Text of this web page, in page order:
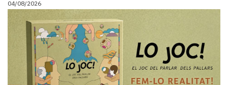
i
turisme
Cultura
Esports
04/08/2026